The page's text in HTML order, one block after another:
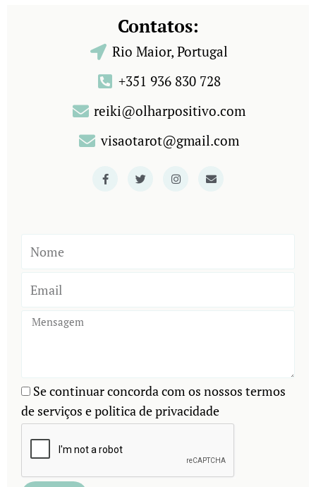
Contatos:
Rio Maior, Portugal
+351 936 830 728
reiki@olharpositivo.com
visaotarot@gmail.com
Se continuar concorda com os nossos termos
de serviços e politica de privacidade